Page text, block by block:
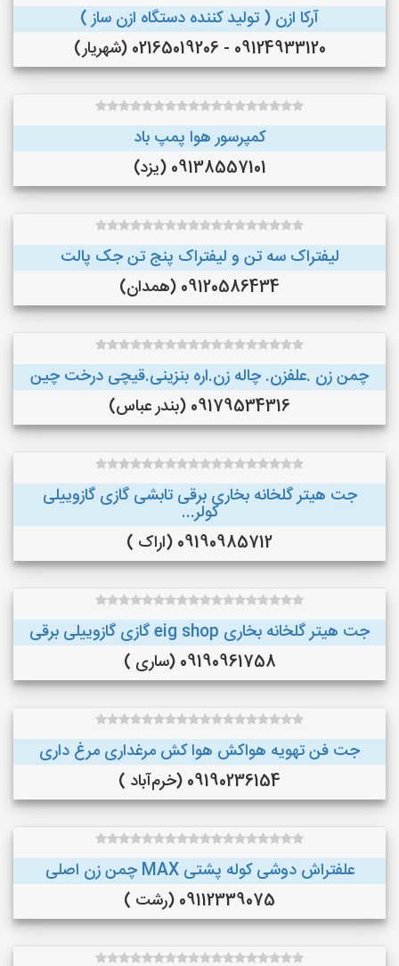
آرکا ازن ( تولید کننده دستگاه ازن ساز )
09124933120 - 02165019206 (شهریار)
کمپرسور هوا پمپ باد
09138557101 (یزد)
لیفتراک سه تن و لیفتراک پنج تن جک پالت
09120586434 (همدان)
چمن زن .علفزن. چاله زن.اره بنزینی.قیچی درخت چین
09179534316 (بندر عباس)
جت هیتر گلخانه بخاری برقی تابشی گازی گازوییلی
کولر...
09190985712 (اراک )
جت هیتر گلخانه بخاری eig shop گازی گازوییلی برقی
09190961758 (ساری )
جت فن تهویه هواکش هوا کش مرغداری مرغ داری
09190236154 (خرم‌آباد )
علفتراش دوشی کوله پشتی MAX چمن زن اصلی
09112339075 (رشت )